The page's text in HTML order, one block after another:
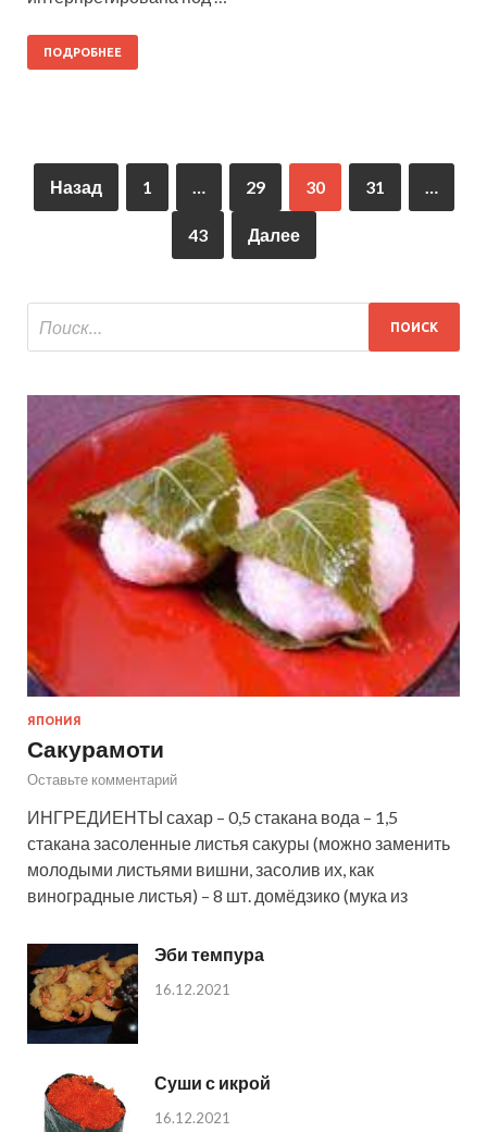
ПОДРОБНЕЕ
Назад 1 … 29 30 31 …
43 Далее
ЯПОНИЯ
Сакурамоти
Оставьте комментарий
ИНГРЕДИЕНТЫ сахар – 0,5 стакана вода – 1,5
стакана засоленные листья сакуры (можно заменить
молодыми листьями вишни, засолив их, как
виноградные листья) – 8 шт. домёдзико (мука из
Эби темпура
16.12.2021
Суши с икрой
16.12.2021